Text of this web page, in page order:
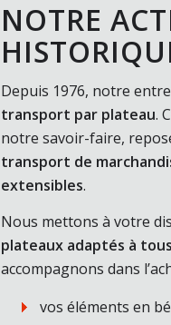
NOTRE
Depuis 1976, notre
transport par plateau.
notre savoir-faire,
transport de
extensibles.
Nous mettons à votre
plateaux adaptés à
accompagnons dans
vos éléments en